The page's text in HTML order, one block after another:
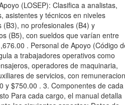
(LOSEP): Clasifica a analistas,
asistentes y técnicos en niveles
(B3), no profesionales (B4) y
(B5), con sueldos que varían entre
. Personal de Apoyo (Código
a trabajadores operativos como
operadores de maquinaria,
de servicios, con
y $750.00 . 3. Componentes de cada
Para cada cargo, el manual detalla